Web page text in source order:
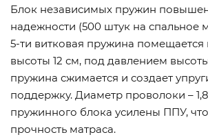
Блок независимых пружин
надежности (500 штук на спальное
5-ти витковая пружина
высоты 12 см, под давлением
пружина сжимается и создает
поддержку. Диаметр проволоки –
пружинного блока усилены ППУ,
прочность матраса.